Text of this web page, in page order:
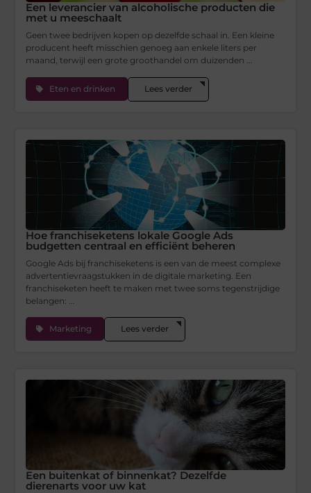
Een leverancier van alcoholische producten die
met u meeschaalt
Geen twee bedrijven kopen op dezelfde schaal in. Een kleine
producent heeft misschien genoeg aan enkele liters per
maand, terwijl een grote groothandel om duizenden ...
Eten en drinken Lees verder
Hoe franchiseketens lokale Google Ads
budgetten centraal en efficiënt beheren
Google Ads bij franchiseketens is een van de meest complexe
advertentievraagstukken in de digitale marketing. Een
franchiseketen heeft te maken met twee soms tegenstrijdige
belangen: ...
Marketing Lees verder
Een buitenkat of binnenkat? Dezelfde
dierenarts voor uw kat